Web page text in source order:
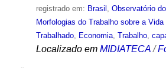
registrado em: Brasil Observatório
Morfologias do Trabalho sobre a
Trabalhado, Economia, Trabalho,
Localizado em MIDIATECA /